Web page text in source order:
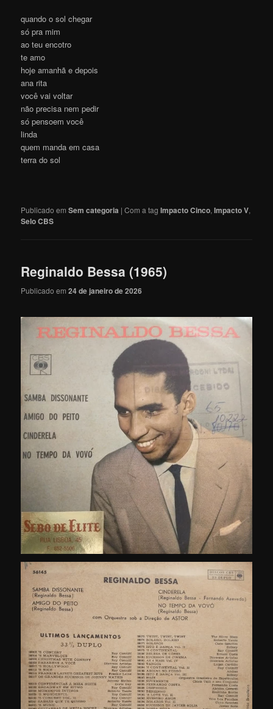
quando o sol chegar
só pra mim
ao teu encotro
te amo
hoje amanhã e depois
ana rita
você vai voltar
não precisa nem pedir
só pensoem você
linda
quem manda em casa
terra do sol
Publicado em Sem categoria |Com a tagImpacto Cinco,Impacto V,
Selo CBS
Reginaldo Bessa (1965)
Publicado em24 de janeiro de 2026